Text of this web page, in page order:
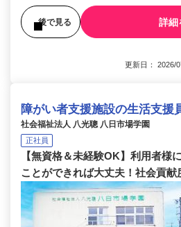
後で見る 詳細
更新日： 2026/
障がい者支援施設の生活支援
社会福祉法人 八光聰 八日市場学園
正社員
【無資格＆未経験OK】利用者様
ことができれば大丈夫！社会貢